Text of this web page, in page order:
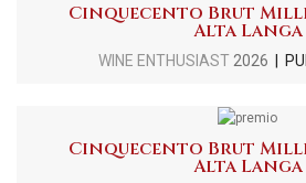
Cinquecento Brut
Alta Langa
WINE ENTHUSIAST2026 |
Cinquecento Brut
Alta Langa